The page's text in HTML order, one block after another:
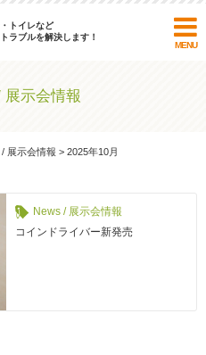
トイレなど
ラブルを解決します！
MENU
展示会情報
展示会情報 > 2025年10月
News / 展示会情報
コインドライバー新発売